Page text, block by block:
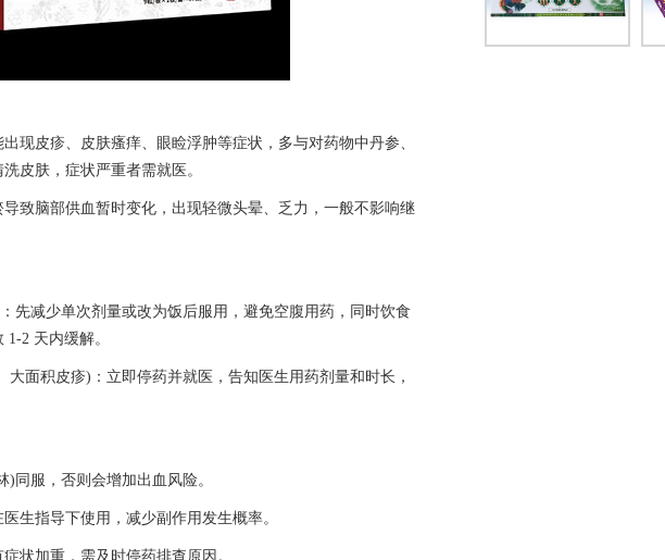
现皮疹、皮肤瘙痒、眼睑浮肿等症状，多与对药物中丹参、
皮肤，症状严重者需就医。
致脑部供血暂时变化，出现轻微头晕、乏力，一般不影响继
先减少单次剂量或改为饭后服用，避免空腹用药，同时饮食
2 天内缓解。
面积皮疹)：立即停药并就医，告知医生用药剂量和时长，
同服，否则会增加出血风险。
生指导下使用，减少副作用发生概率。
状加重，需及时停药排查原因。